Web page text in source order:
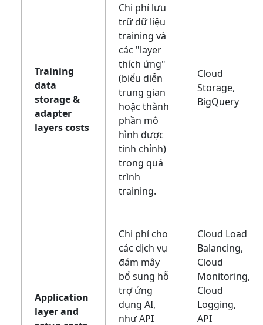
Training
data
storage &
adapter
layers costs
Chi phí lưu
trữ dữ liệu
training và
các "layer
thích ứng"
(biểu diễn
trung gian
hoặc thành
phần mô
hình được
tinh chỉnh)
trong quá
trình
training.
Cloud
Storage,
BigQuery
Application
layer and
Chi phí cho
các dịch vụ
đám mây
bổ sung hỗ
trợ ứng
dụng AI,
như API
Cloud Load
Balancing,
Cloud
Monitoring,
Cloud
Logging,
API